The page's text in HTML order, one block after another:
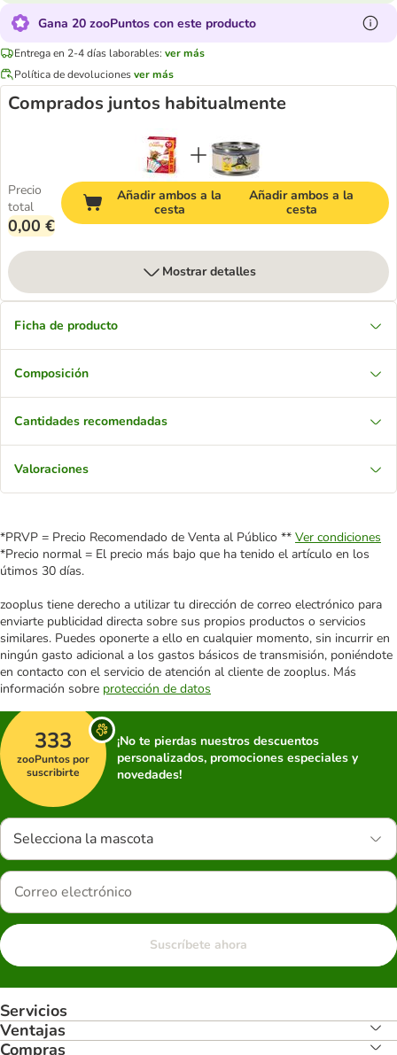
Gana 20 zooPuntos con este producto
Entrega en 2-4 días laborables: ver más
Política de devolucionesver más
Comprados juntos habitualmente
Precio
total
0,00 €
Añadir ambos a la
cesta
Añadir ambos a la
cesta
Mostrar detalles
Ficha de producto
Composición
Cantidades recomendadas
Valoraciones
*PRVP = Precio Recomendado de Venta al Público ** Ver condiciones
*Precio normal = El precio más bajo que ha tenido el artículo en los
útimos 30 días.
zooplus tiene derecho a utilizar tu dirección de correo electrónico para
enviarte publicidad directa sobre sus propios productos o servicios
similares. Puedes oponerte a ello en cualquier momento, sin incurrir en
ningún gasto adicional a los gastos básicos de transmisión, poniéndote
en contacto con el servicio de atención al cliente de zooplus. Más
información sobre protección de datos
333
zooPuntos por
suscribirte
¡No te pierdas nuestros descuentos
personalizados, promociones especiales y
novedades!
Selecciona la mascota
Suscríbete ahora
Servicios
Ventajas
Compras